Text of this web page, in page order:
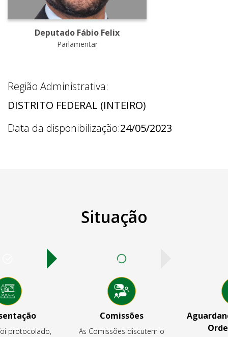
Deputado Fábio Felix
Parlamentar
Região Administrativa:
DISTRITO FEDERAL (INTEIRO)
Data da disponibilização:24/05/2023
Situação
protocolado,
Comissões
As Comissões discutem o